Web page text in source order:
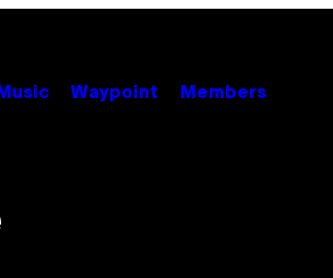
Music Waypoint Members